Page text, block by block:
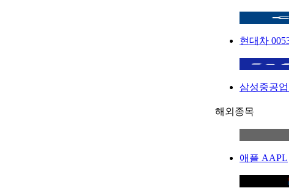
현대차
삼성중공업
해외종목
애플 AAPL